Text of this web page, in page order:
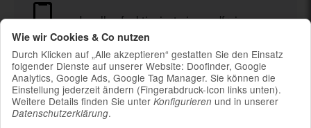
Ja, alles funktioniert einwandfrei
Ladekabel (ohne Ladestecker)
Um die Nachhaltigkeit zu unterstützen und
weil die meisten neueren Smartphones
kabelloses Laden ermöglichen, ist kein
Ladestecker im Lieferumfang enthalten
Wie wir Cookies & Co nutzen
Durch Klicken auf „Alle akzeptieren“ gestatten Sie den Einsatz
folgender Dienste auf unserer Website: Doofinder, Google
Analytics, Google Ads, Google Tag Manager. Sie können die
Einstellung jederzeit ändern (Fingerabdruck-Icon links unten).
Weitere Details finden Sie unter Konfigurieren und in unserer
Datenschutzerklärung.